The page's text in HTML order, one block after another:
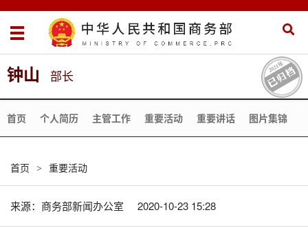
钟山 部长
首页 个人简历 主管工作 重要活动 重要讲话 图片集锦
首页 > 重要活动
来源： 商务部新闻办公室 2020-10-23 15:28